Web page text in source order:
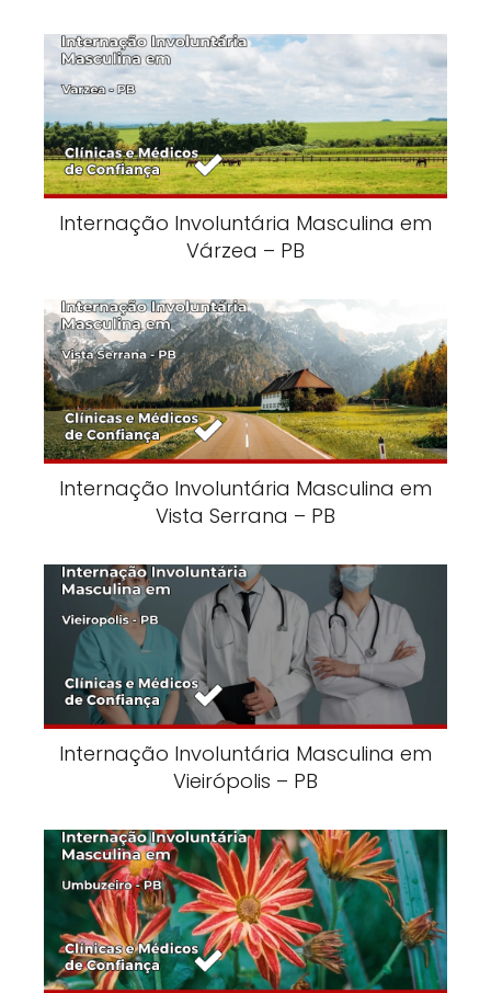
Internação Involuntária Masculina em
Várzea – PB
Internação Involuntária Masculina em
Vista Serrana – PB
Internação Involuntária Masculina em
Vieirópolis – PB